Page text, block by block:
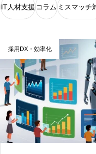
IT人材支援 コラム ミスマッチ
採用DX・効率化